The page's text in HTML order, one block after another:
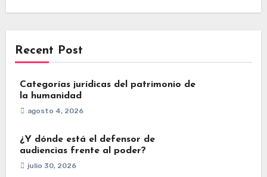
Recent Post
Categorías jurídicas del patrimonio de
la humanidad
agosto 4, 2026
¿Y dónde está el defensor de
audiencias frente al poder?
julio 30, 2026